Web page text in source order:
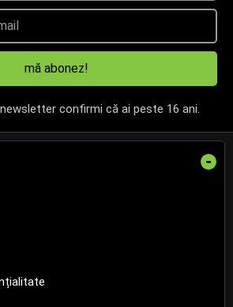
mă abonez!
confirmi că ai peste 16 ani.
-